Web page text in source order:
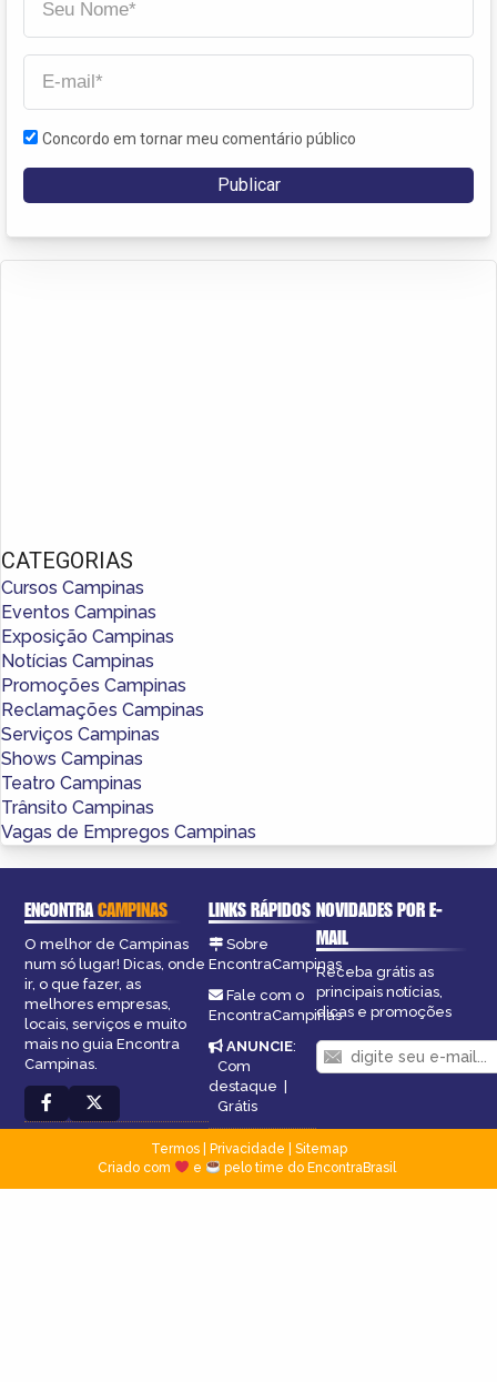
Concordo em tornar meu comentário público
CATEGORIAS
Cursos Campinas
Eventos Campinas
Exposição Campinas
Notícias Campinas
Promoções Campinas
Reclamações Campinas
Serviços Campinas
Shows Campinas
Teatro Campinas
Trânsito Campinas
Vagas de Empregos Campinas
ENCONTRACAMPINAS
O melhor de Campinas
num só lugar! Dicas, onde
ir, o que fazer, as
melhores empresas,
locais, serviços e muito
mais no guia Encontra
Campinas.
LINKS RÁPIDOS
Sobre
EncontraCampinas
Fale com o
EncontraCampinas
ANUNCIE:
Com
destaque
Grátis
NOVIDADES POR E-
MAIL
Receba grátis as
principais notícias,
dicas e promoções
Termos| Privacidade
Sitemap
Criado com
e pelo time do EncontraBrasil